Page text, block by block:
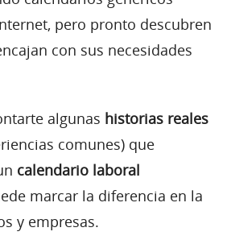
pero pronto descubren
con sus necesidades
algunas historias reales
comunes) que
calendario laboral
marcar la diferencia en la
y empresas.